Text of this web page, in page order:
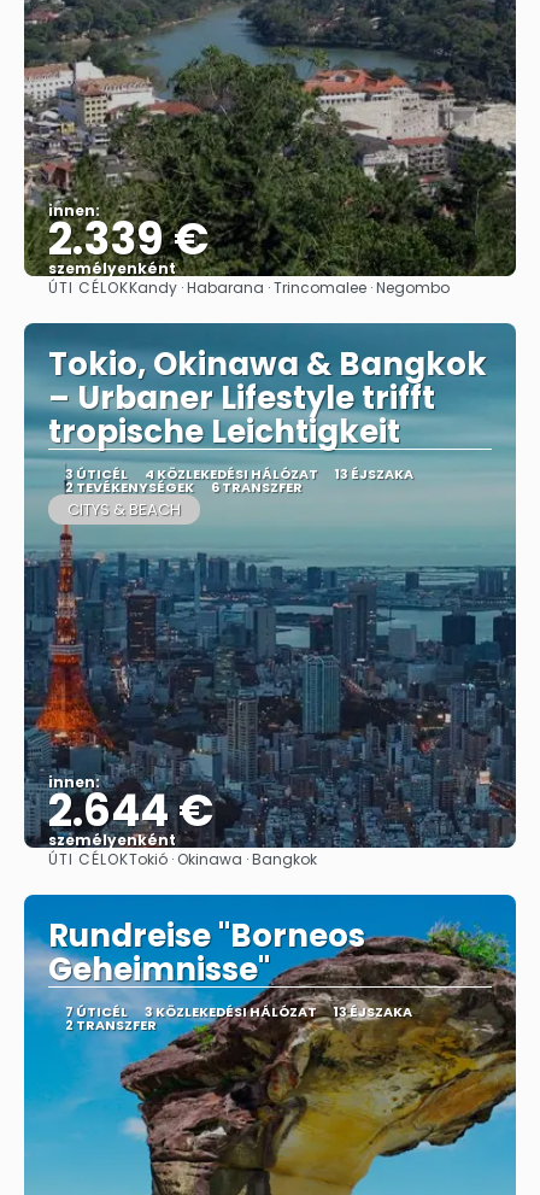
innen:
2.339 €
személyenként
Megnézem
ÚTI CÉLOKKandy · Habarana · Trincomalee · Negombo
Tokio, Okinawa & Bangkok
– Urbaner Lifestyle trifft
tropische Leichtigkeit
3 ÚTICÉL 4 KÖZLEKEDÉSI HÁLÓZAT 13 ÉJSZAKA
2 TEVÉKENYSÉGEK 6 TRANSZFER
CITYS & BEACH
innen:
2.644 €
személyenként
Megnézem
ÚTI CÉLOKTokió · Okinawa · Bangkok
Rundreise "Borneos
Geheimnisse"
7 ÚTICÉL 3 KÖZLEKEDÉSI HÁLÓZAT 13 ÉJSZAKA
2 TRANSZFER